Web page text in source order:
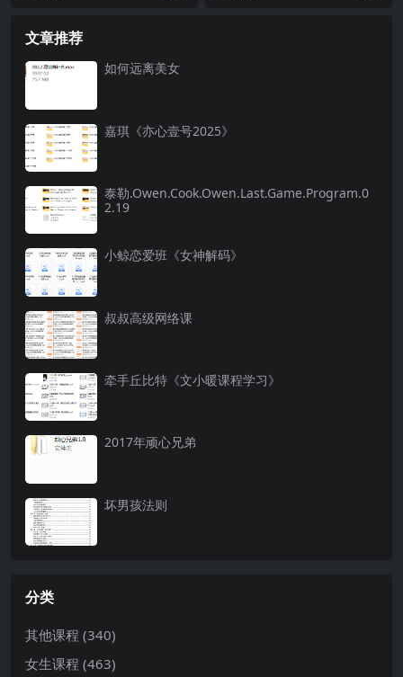
文章推荐
如何远离美女
嘉琪《亦心壹号2025》
泰勒.Owen.Cook.Owen.Last.Game.Program.0
2.19
小鲸恋爱班《女神解码》
叔叔高级网络课
牵手丘比特《文小暖课程学习》
2017年顽心兄弟
坏男孩法则
分类
其他课程 (340)
女生课程 (463)